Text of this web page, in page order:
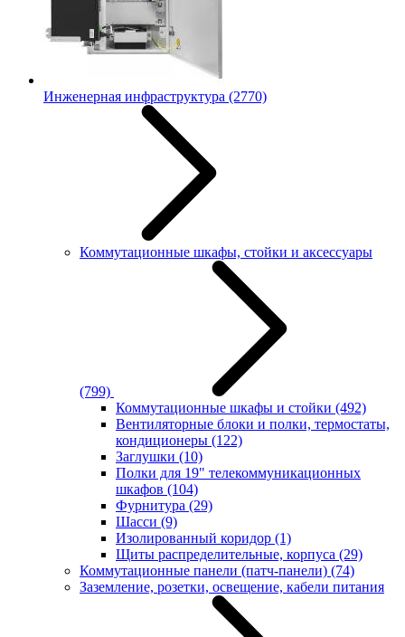
Инженерная инфраструктура (2770)
Коммутационные шкафы, стойки и аксессуары
(799)
Коммутационные шкафы и стойки (492)
Вентиляторные блоки и полки, термостаты,
кондиционеры (122)
Заглушки (10)
Полки для 19" телекоммуникационных
шкафов (104)
Фурнитура (29)
Шасси (9)
Изолированный коридор (1)
Щиты распределительные, корпуса (29)
Коммутационные панели (патч-панели) (74)
Заземление, розетки, освещение, кабели питания